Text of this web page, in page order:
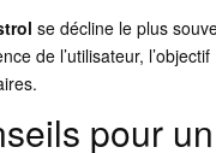
se décline le plus
de l’utilisateur,
pour